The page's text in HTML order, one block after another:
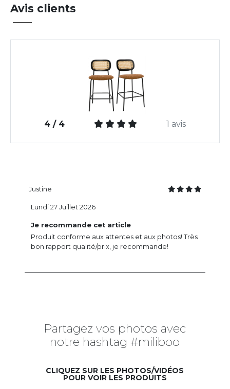
Avis clients
4 / 4 1 avis
Justine
Je recommande cet article
Produit conforme aux attentes et aux photos! Très
bon rapport qualité/prix, je recommande!
Lundi 27 Juillet 2026
Partagez vos photos avec
notre hashtag #miliboo
CLIQUEZ SUR LES PHOTOS/VIDÉOS
POUR VOIR LES PRODUITS